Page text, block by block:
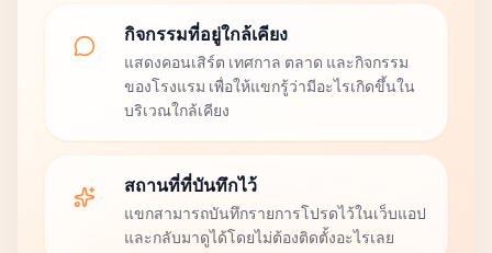
กิจกรรมที่อยู่ใกล้เคียง
แสดงคอนเสิร์ต เทศกาล ตลาด และกิจกรรม
ของโรงแรม เพื่อให้แขกรู้ว่ามีอะไรเกิดขึ้นใน
บริเวณใกล้เคียง
สถานที่ที่บันทึกไว้
แขกสามารถบันทึกรายการโปรดไว้ในเว็บแอป
และกลับมาดูได้โดยไม่ต้องติดตั้งอะไรเลย